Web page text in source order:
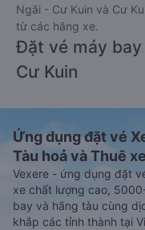
Ngãi - Cư Kuin và Cư
từ các hãng xe.
Đặt vé máy
Cư Kuin
Ứng dụng đặt vé
Tàu hoả và Thuê xe
Vexere - ứng dụng đặt
xe chất lượng cao,
bay và hãng tàu cùng
khắp các tỉnh thành tại